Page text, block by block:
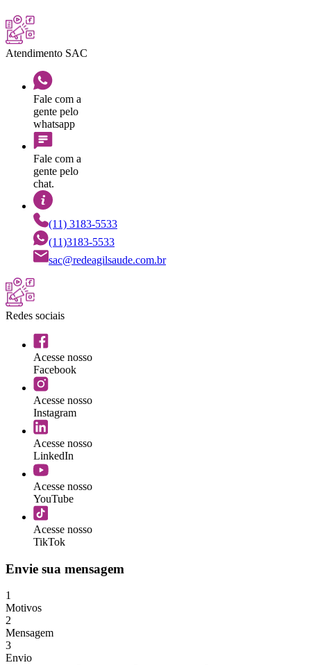
Atendimento SAC
Fale com a
gente pelo
whatsapp
Fale com a
gente pelo
chat.
(11) 3183-5533
(11)3183-5533
sac@redeagilsaude.com.br
Redes sociais
Acesse nosso
Facebook
Acesse nosso
Instagram
Acesse nosso
LinkedIn
Acesse nosso
YouTube
Acesse nosso
TikTok
Envie sua mensagem
1
Motivos
2
Mensagem
3
Envio